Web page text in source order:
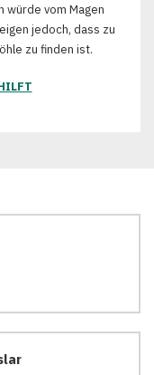
würde vom Magen
jedoch, dass zu
zu finden ist.